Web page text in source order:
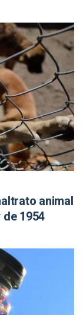
animal
1954